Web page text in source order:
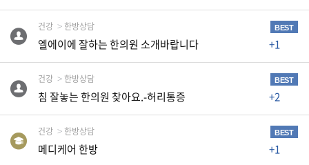
미
국
수
내
건강 한방상담 BEST
엘에이에 잘하는 한의원 소개바랍니다 +1
건강 한방상담 BEST
침 잘놓는 한의원 찾아요.-허리통증 +2
건강 한방상담 BEST
메디케어 한방 +1